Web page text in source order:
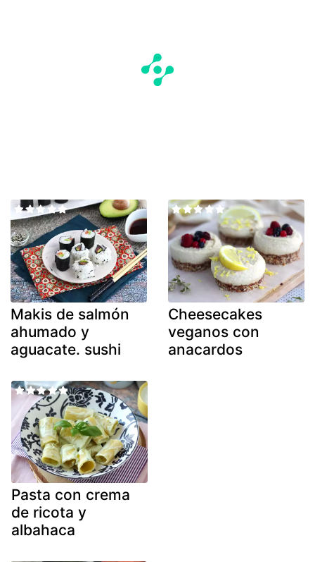
Makis de salmón
ahumado y
aguacate. sushi
Cheesecakes
veganos con
anacardos
Pasta con crema
de ricota y
albahaca